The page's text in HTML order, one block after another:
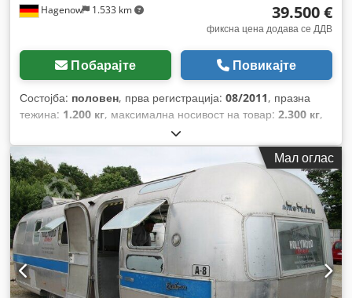
Hagenow 1.533 km 39.500 €
фиксна цена додава се ДДВ
Побарајте Повикајте
Состојба: половен, прва регистрација: 08/2011, празна
тежина: 1.200 кг, максимална носивост на товар: 2.300 кг,
, боја:сребрен
механички, суспензија:друго, вкупна должина:8.350 мм,
Мал оглас